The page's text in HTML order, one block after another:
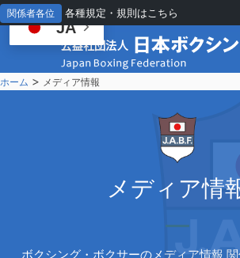
関係者各位 各種規定・規則はこちら
ホーム > メディア情報
メ ディア情
ボクシング・ボクサーのメディア情報
JA